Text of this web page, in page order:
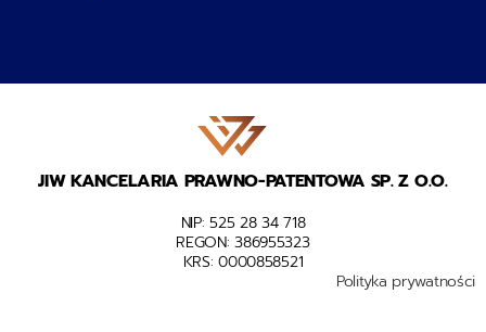
JIW KANCELARIA PRAWNO-PATENTOWA SP. Z O.O.​
NIP: 525 28 34 718
REGON: 386955323
KRS: 0000858521
Polityka prywatności